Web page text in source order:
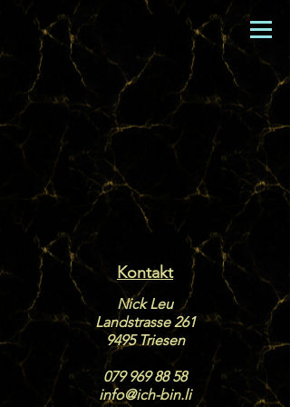
Kontakt
​Nick Leu
Landstrasse 261
9495 Triesen
079 969 88 58
info@ich-bin.li